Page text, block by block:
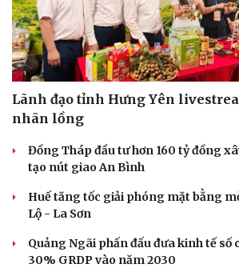
Nhi khoa
Nam khoa
Làm đẹp - giảm cân
Phòng mạch online
Ăn sạch sống khỏe
Lãnh đạo tỉnh Hưng Yên
nhãn lồng
Đồng Tháp đầu tư hơn 160 tỷ đồng
tạo nút giao An Bình
Huế tăng tốc giải phóng mặt bằng
Lộ - La Sơn
Quảng Ngãi phấn đấu đưa kinh tế số
30% GRDP vào năm 2030